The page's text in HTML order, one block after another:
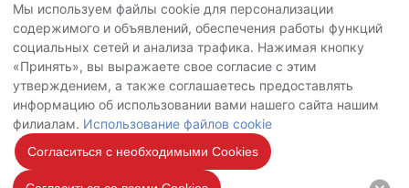
Мы используем файлы cookie для персонализации
содержимого и объявлений, обеспечения работы функций
социальных сетей и анализа трафика. Нажимая кнопку
«Принять», вы выражаете свое согласие с этим
утверждением, а также соглашаетесь предоставлять
информацию об использовании вами нашего сайта нашим
филиалам. Использование файлов cookie
Согласиться с необходимыми Cookies
Сравнение
Связь с Pantum
Новости
Контакты
Сервисные центры
Сервисная политика
Для сотрудников
Для партнеров
Личный кабинет
Copyright © 2026 Pantum International Limited. Все права защищены
Политика конфиденциальности
Политика обработки персональных данных
Использование файлов cookie